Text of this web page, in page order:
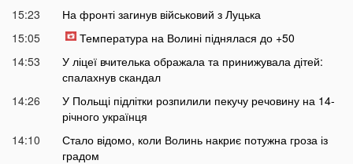
15:23
На фронті загинув військовий з Луцька
15:05
Температура на Волині піднялася до +50
14:53
У ліцеї вчителька ображала та принижувала дітей:
спалахнув скандал
14:26
У Польщі підлітки розпилили пекучу речовину на 14-
річного українця
14:10
Стало відомо, коли Волинь накриє потужна гроза із
градом